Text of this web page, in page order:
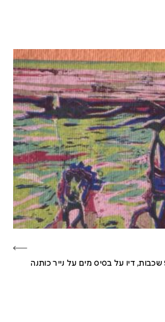
חיתוך לינולאום רידקשיין 9 שכבות, דיו על בסיס מים על נייר כותנה